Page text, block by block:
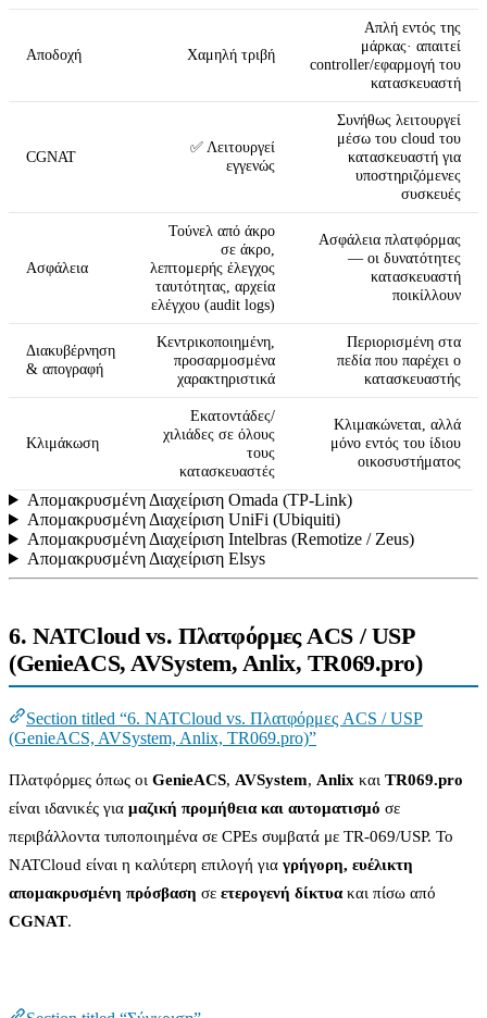
Αποδοχή Χαμηλή τριβή
Απλή εντός της
μάρκας· απαιτεί
controller/εφαρμογή του
κατασκευαστή
CGNAT
✅ Λειτουργεί
εγγενώς
Συνήθως λειτουργεί
μέσω του cloud του
κατασκευαστή για
υποστηριζόμενες
συσκευές
Ασφάλεια
Τούνελ από άκρο
σε άκρο,
λεπτομερής έλεγχος
ταυτότητας, αρχεία
ελέγχου (audit logs)
Ασφάλεια πλατφόρμας
— οι δυνατότητες
κατασκευαστή
ποικίλλουν
Διακυβέρνηση
& απογραφή
Κεντρικοποιημένη,
προσαρμοσμένα
χαρακτηριστικά
Περιορισμένη στα
πεδία που παρέχει ο
κατασκευαστής
Κλιμάκωση
Εκατοντάδες/
χιλιάδες σε όλους
τους
κατασκευαστές
Κλιμακώνεται, αλλά
μόνο εντός του ίδιου
οικοσυστήματος
Απομακρυσμένη Διαχείριση Omada (TP-Link)
Απομακρυσμένη Διαχείριση UniFi (Ubiquiti)
Απομακρυσμένη Διαχείριση Intelbras (Remotize / Zeus)
Απομακρυσμένη Διαχείριση Elsys
6. NATCloud vs. Πλατφόρμες ACS / USP
(GenieACS, AVSystem, Anlix, TR069.pro)
Section titled “6. NATCloud vs. Πλατφόρμες ACS / USP
(GenieACS, AVSystem, Anlix, TR069.pro)”
Πλατφόρμες όπως οι GenieACS, AVSystem, Anlix και TR069.pro
είναι ιδανικές για μαζική προμήθεια και αυτοματισμό σε
περιβάλλοντα τυποποιημένα σε CPEs συμβατά με TR-069/USP. Το
NATCloud είναι η καλύτερη επιλογή για γρήγορη, ευέλικτη
απομακρυσμένη πρόσβαση σε ετερογενή δίκτυακαι πίσω από
CGNAT.